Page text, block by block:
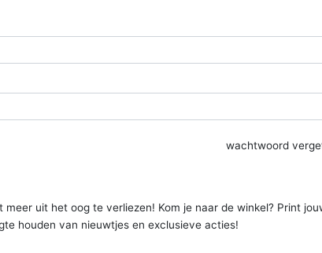
wachtwoord
uit het oog te verliezen! Kom je naar de winkel? Print
houden van nieuwtjes en exclusieve acties!